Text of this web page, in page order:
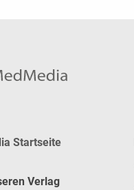
Startseite
Verlag